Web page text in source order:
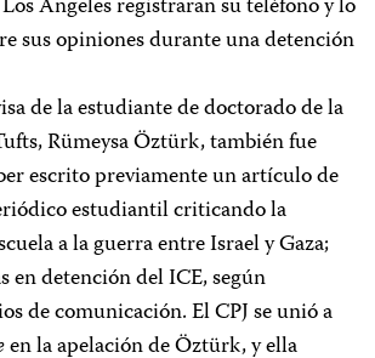
sus opiniones durante una detención
de la estudiante de doctorado de la
Rümeysa Öztürk, también fue
escrito previamente un artículo de
estudiantil criticando la
a la guerra entre Israel y Gaza;
en detención del ICE, según
de comunicación. El CPJ se unió a
en la apelación de Öztürk, y ella